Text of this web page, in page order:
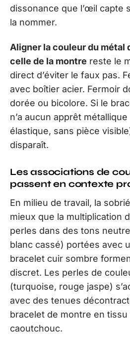
dissonance que l’œil capte
la nommer.
Aligner la couleur du métal
celle de la montre reste le
direct d’éviter le faux pas.
avec boîtier acier. Fermoir
dorée ou bicolore. Si le
n’a aucun apprêt
élastique, sans pièce
disparaît.
Les associations de
passent en contexte
En milieu de travail, la
mieux que la multiplication
perles dans des tons
blanc cassé) portées avec
bracelet cuir sombre
discret. Les perles de
(turquoise, rouge jaspe)
avec des tenues
bracelet de montre en tissu
caoutchouc.